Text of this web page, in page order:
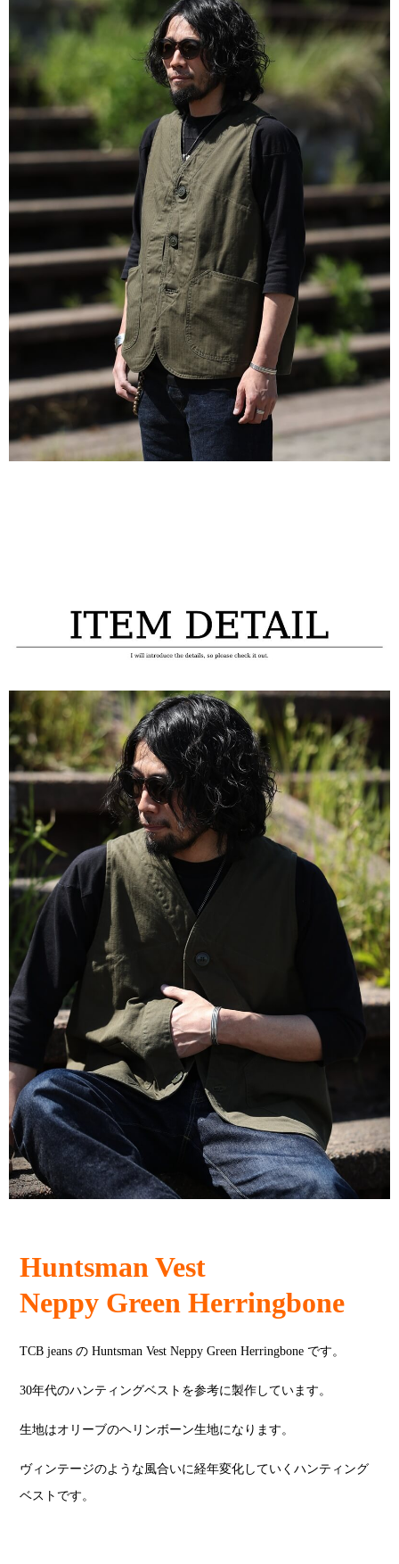
Huntsman Vest
Neppy Green Herringbone
TCB jeans の Huntsman Vest Neppy Green Herringbone です。
30年代のハンティングベストを参考に製作しています。
生地はオリーブのヘリンボーン生地になります。
ヴィンテージのような風合いに経年変化していくハンティング
ベストです。